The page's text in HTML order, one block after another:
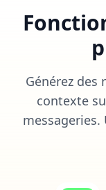
Générez des
contexte